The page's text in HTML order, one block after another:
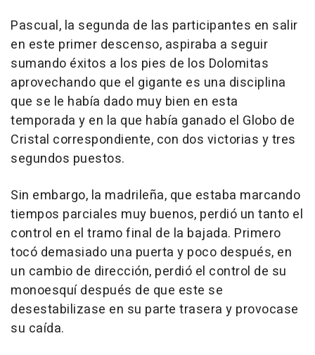
Pascual, la segunda de las participantes en salir
en este primer descenso, aspiraba a seguir
sumando éxitos a los pies de los Dolomitas
aprovechando que el gigante es una disciplina
que se le había dado muy bien en esta
temporada y en la que había ganado el Globo de
Cristal correspondiente, con dos victorias y tres
segundos puestos.
Sin embargo, la madrileña, que estaba marcando
tiempos parciales muy buenos, perdió un tanto el
control en el tramo final de la bajada. Primero
tocó demasiado una puerta y poco después, en
un cambio de dirección, perdió el control de su
monoesquí después de que este se
desestabilizase en su parte trasera y provocase
su caída.